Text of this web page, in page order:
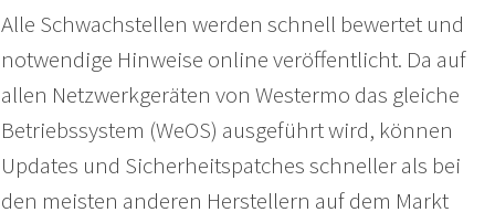
Alle Schwachstellen werden schnell bewertet und
notwendige Hinweise online veröffentlicht. Da auf
allen Netzwerkgeräten von Westermo das gleiche
Betriebssystem (WeOS) ausgeführt wird, können
Updates und Sicherheitspatches schneller als bei
den meisten anderen Herstellern auf dem Markt
Da sich die Technologie schnell ändert, ist kein
Produktanfälligkeiten gefeit. Wir verstehen, dass
Incident Management von entscheidender
Da sich die Technologie schnell ändert, ist kein
Produktanfälligkeiten gefeit. Wir verstehen, dass
Incident Management von entscheidender
Da sich die Technologie schnell ändert, ist kein
Produktanfälligkeiten gefeit. Wir verstehen, dass
Incident Management von entscheidender